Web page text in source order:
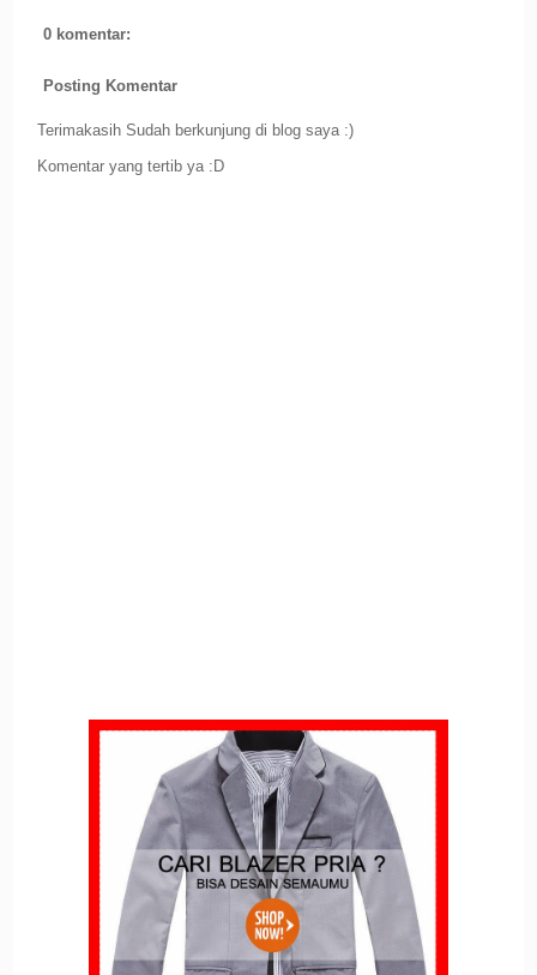
0 komentar:
Posting Komentar
Terimakasih Sudah berkunjung di blog saya :)
Komentar yang tertib ya :D